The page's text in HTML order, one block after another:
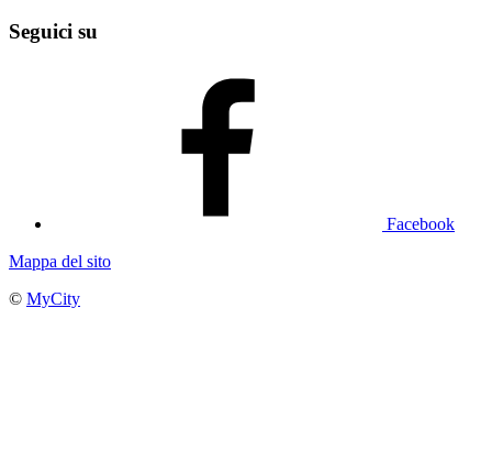
Seguici su
Facebook
Mappa del sito
© MyCity